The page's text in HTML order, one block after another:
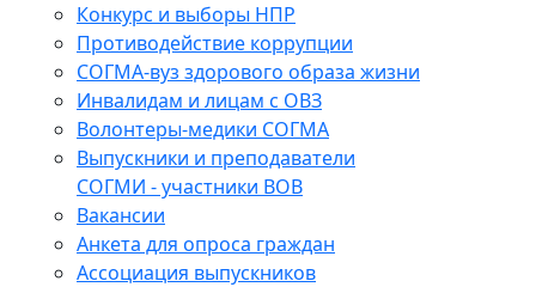
Конкурс и выборы НПР
Противодействие коррупции
СОГМА-вуз здорового образа жизни
Инвалидам и лицам с ОВЗ
Волонтеры-медики СОГМА
Выпускники и преподаватели
СОГМИ - участники ВОВ
Вакансии
Анкета для опроса граждан
Ассоциация выпускников